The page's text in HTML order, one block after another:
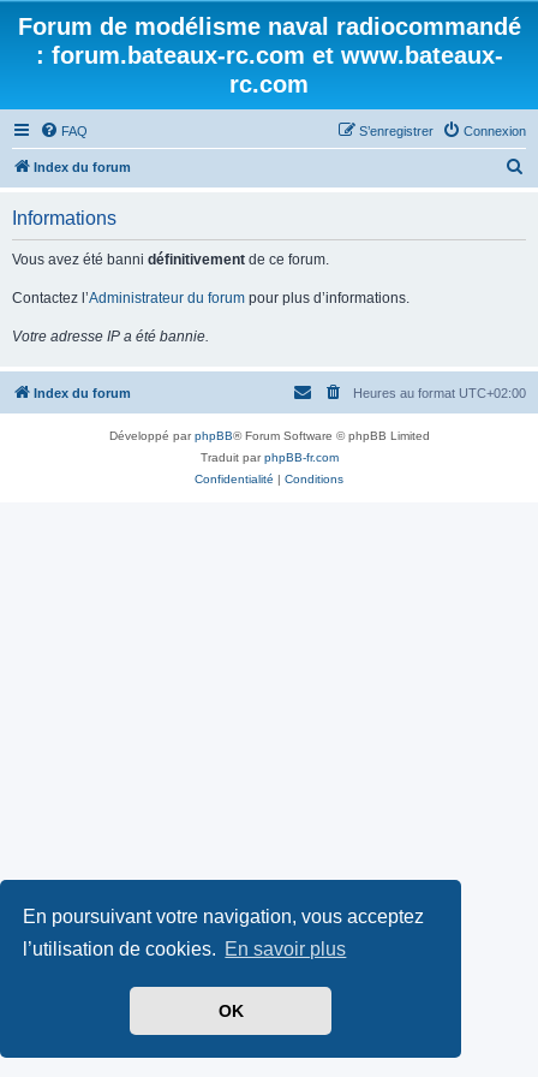
En poursuivant votre navigation, vous acceptez
l’utilisation de cookies. En savoir plus
OK
Forum de modélisme naval radiocommandé
: forum.bateaux-rc.com et www.bateaux-
rc.com
FAQ Connexion
S’enregistrer
Index du forum
e
Informations
Vous avez été banni définitivement de ce forum.
Contactez l’Administrateur du forum pour plus d’informations.
Votre adresse IP a été bannie.
Index du forum Heures au format UTC+02:00
Développé parphpBB® Forum Software © phpBB Limited
Traduit parphpBB-fr.com
Confidentialité | Conditions